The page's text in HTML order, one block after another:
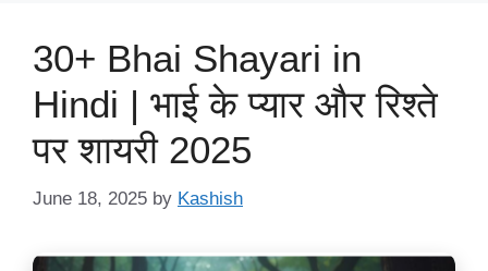
30+ Bhai Shayari in
Hindi | भाई के प्यार और रिश्ते
पर शायरी 2025
June 18, 2025 by Kashish